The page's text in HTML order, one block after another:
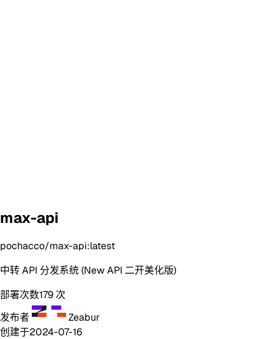
max-api
pochacco/max-api:latest
中转 API 分发系统 (New API 二开美化版)
部署次数179 次
发布者
Zeabur
创建于2024-07-16